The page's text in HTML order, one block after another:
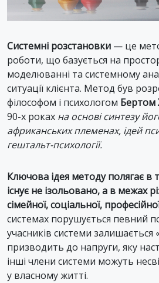
Системні розстановки — це
роботи, що базується на
моделюванні та системному
ситуації клієнта. Метод був
філософом і психологом Бертом
90-х роках на основі синтезу
африканських племенах, ідей
гештальт-психології.
Ключова ідея методу полягає
існує не ізольовано, а в межах
сімейної, соціальної,
системах порушується певний
учасників системи
призводить до напруги, яку
інші члени системи можуть
у власному житті.